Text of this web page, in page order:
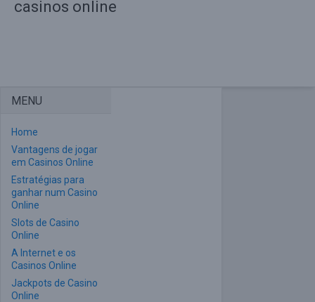
casinos online
MENU
Home
Vantagens de jogar
em Casinos Online
Estratégias para
ganhar num Casino
Online
Slots de Casino
Online
A Internet e os
Casinos Online
Jackpots de Casino
Online